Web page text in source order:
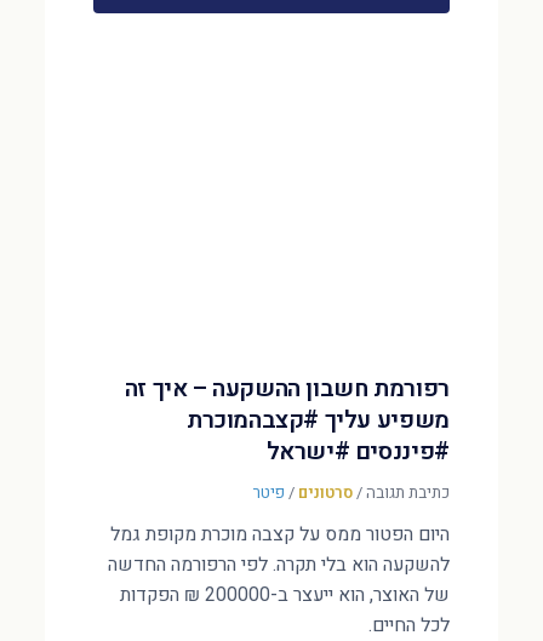
רפורמת חשבון ההשקעה – איך זה
משפיע עליך #קצבהמוכרת
#פיננסים #ישראל
כתיבת תגובה/סרטונים / פיטר
היום הפטור ממס על קצבה מוכרת מקופת גמל
להשקעה הוא בלי תקרה. לפי הרפורמה החדשה
של האוצר, הוא ייעצר ב-200000 ₪ הפקדות
לכל החיים.